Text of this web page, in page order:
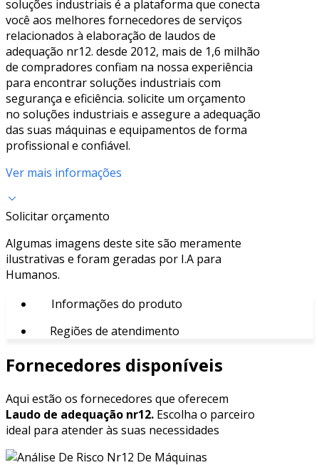
soluções industriais é a plataforma que conecta
você aos melhores fornecedores de serviços
relacionados à elaboração de laudos de
adequação nr12. desde 2012, mais de 1,6 milhão
de compradores confiam na nossa experiência
para encontrar soluções industriais com
segurança e eficiência. solicite um orçamento
no soluções industriais e assegure a adequação
das suas máquinas e equipamentos de forma
profissional e confiável.
Ver mais informações
Solicitar orçamento
Algumas imagens deste site são meramente
ilustrativas e foram geradas por I.A para
Humanos.
Informações do produto
Regiões de atendimento
Fornecedores disponíveis
Aqui estão os fornecedores que oferecem
Laudo de adequação nr12. Escolha o parceiro
ideal para atender às suas necessidades